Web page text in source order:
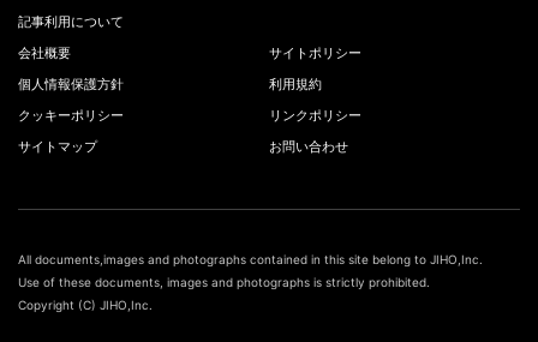
記事利用について
会社概要
サイトポリシー
個人情報保護方針
利用規約
クッキーポリシー
リンクポリシー
サイトマップ
お問い合わせ
All documents,images and photographs contained in this site belong to JIHO,Inc.
Use of these documents, images and photographs is strictly prohibited.
Copyright (C) JIHO,Inc.